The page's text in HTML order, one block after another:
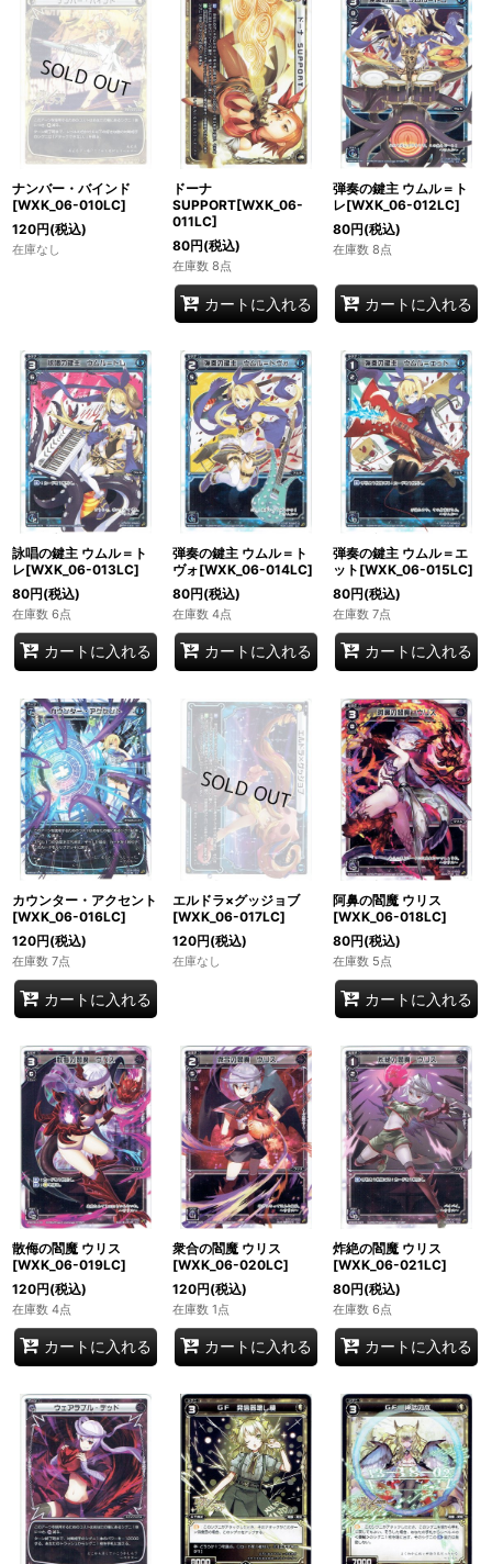
ナンバー・バインド
[WXK_06-010LC]
120円(税込)
在庫なし
ドーナ
SUPPORT[WXK_06-
011LC]
80円(税込)
在庫数 8点
カートに入れる
弾奏の鍵主 ウムル＝ト
レ[WXK_06-012LC]
80円(税込)
在庫数 8点
カートに入れる
詠唱の鍵主 ウムル＝ト
レ[WXK_06-013LC]
80円(税込)
在庫数 6点
カートに入れる
弾奏の鍵主 ウムル＝ト
ヴォ[WXK_06-014LC]
80円(税込)
在庫数 4点
カートに入れる
弾奏の鍵主 ウムル＝エ
ット[WXK_06-015LC]
80円(税込)
在庫数 7点
カートに入れる
カウンター・アクセント
[WXK_06-016LC]
120円(税込)
在庫数 7点
カートに入れる
エルドラ×グッジョブ
[WXK_06-017LC]
120円(税込)
在庫なし
阿鼻の閻魔 ウリス
[WXK_06-018LC]
80円(税込)
在庫数 5点
カートに入れる
散侮の閻魔 ウリス
[WXK_06-019LC]
120円(税込)
在庫数 4点
カートに入れる
衆合の閻魔 ウリス
[WXK_06-020LC]
120円(税込)
在庫数 1点
カートに入れる
炸絶の閻魔 ウリス
[WXK_06-021LC]
80円(税込)
在庫数 6点
カートに入れる